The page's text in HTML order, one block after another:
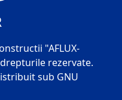
"AFLUX-
rezervate.
sub GNU